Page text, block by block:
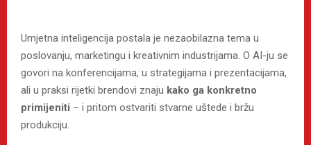
Umjetna inteligencija postala je nezaobilazna tema u
poslovanju, marketingu i kreativnim industrijama. O AI-ju se
govori na konferencijama, u strategijama i prezentacijama,
ali u praksi rijetki brendovi znaju kako ga konkretno
primijeniti – i pritom ostvariti stvarne uštede i bržu
produkciju.